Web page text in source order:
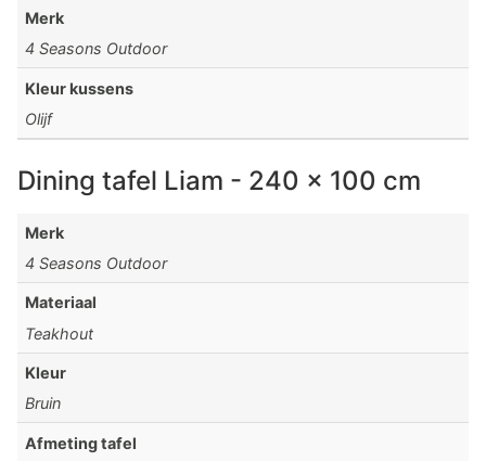
Merk
4 Seasons Outdoor
Kleur kussens
Olijf
Dining tafel Liam - 240 x 100 cm
Merk
4 Seasons Outdoor
Materiaal
Teakhout
Kleur
Bruin
Afmeting tafel